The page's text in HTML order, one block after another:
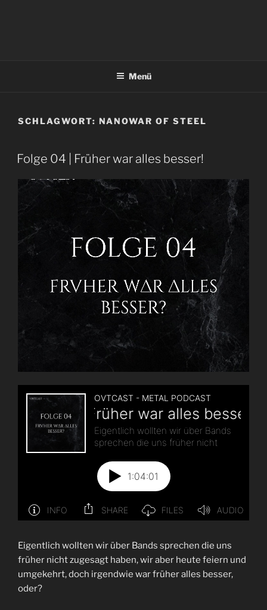
Menü
SCHLAGWORT: NANOWAR OF STEEL
Folge 04 | Früher war alles besser!
Eigentlich wollten wir über Bands sprechen die uns
früher nicht zugesagt haben, wir aber heute feiern und
umgekehrt, doch irgendwie war früher alles besser,
oder?